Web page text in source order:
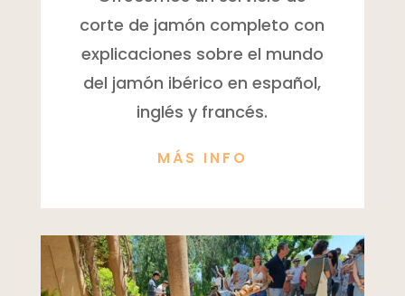
corte de jamón completo con
explicaciones sobre el mundo
del jamón ibérico en español,
inglés y francés.
MÁS INFO